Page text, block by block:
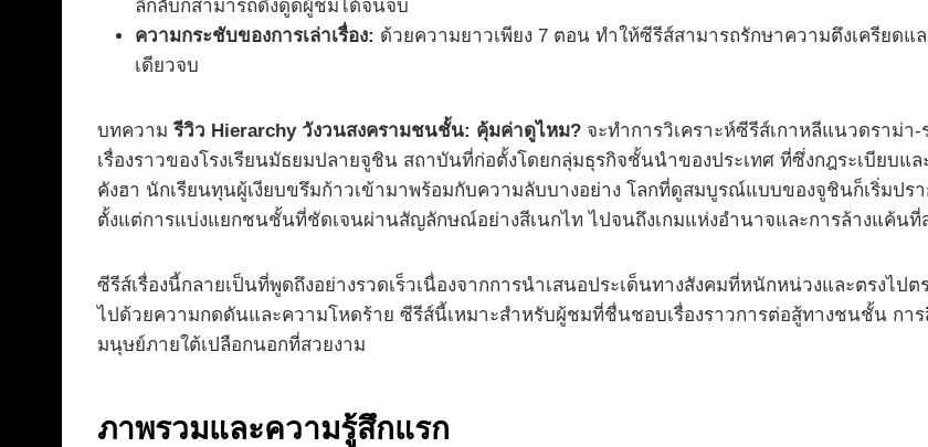
ลึกลับก็สามารถดึงดูดผู้ชมได้จนจบ
ความกระชับของการเล่าเรื่อง: ด้วยความยาวเพียง 7 ตอน ทำให้ซีรีส์สามารถรักษาความตึงเครียดแ
เดียวจบ
บทความรีวิว Hierarchy วังวนสงครามชนชั้น: คุ้มค่าดูไหม? จะทำการวิเคราะห์ซีรีส์เกาหลีแนวดราม่า-
เรื่องราวของโรงเรียนมัธยมปลายจูชิน สถาบันที่ก่อตั้งโดยกลุ่มธุรกิจชั้นนำของประเทศ ที่ซึ่งกฎระเบียบ
คังฮา นักเรียนทุนผู้เงียบขรึมก้าวเข้ามาพร้อมกับความลับบางอย่าง โลกที่ดูสมบูรณ์แบบของจูชินก็เริ่มปรา
ตั้งแต่การแบ่งแยกชนชั้นที่ชัดเจนผ่านสัญลักษณ์อย่างสีเนกไท ไปจนถึงเกมแห่งอำนาจและการล้างแค้นที่
ซีรีส์เรื่องนี้กลายเป็นที่พูดถึงอย่างรวดเร็วเนื่องจากการนำเสนอประเด็นทางสังคมที่หนักหน่วงและตรงไ
ไปด้วยความกดดันและความโหดร้าย ซีรีส์นี้เหมาะสำหรับผู้ชมที่ชื่นชอบเรื่องราวการต่อสู้ทางชนชั้น กา
มนุษย์ภายใต้เปลือกนอกที่สวยงาม
ภาพรวมและความรู้สึกแรก